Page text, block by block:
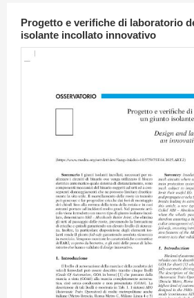
Progetto e verifiche di laboratorio
isolante incollato innovativo